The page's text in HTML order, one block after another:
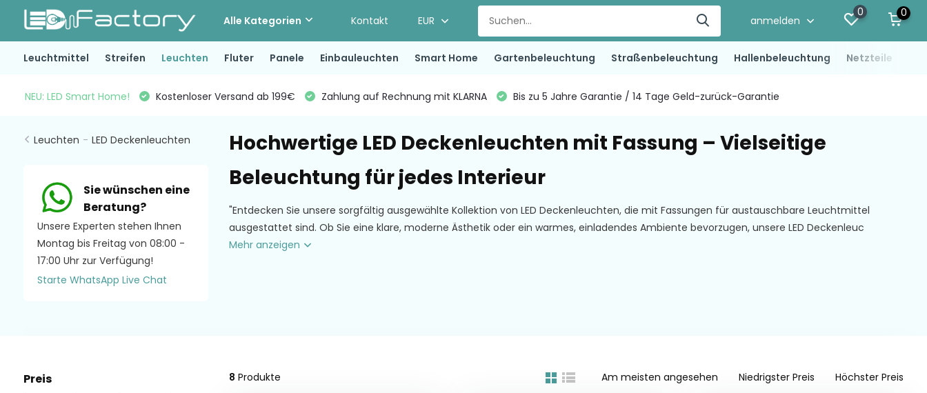
Alle Kategorien Kontakt EUR anmelden
0 0
Leuchtmittel Streifen Leuchten Fluter Panele Einbauleuchten Smart Home Gartenbeleuchtung Straßenbeleuchtung Hallenbeleuchtung Netzteile
NEU: LED Smart Home! Kostenloser Versand ab 199€ Zahlung auf Rechnung mit KLARNA Bis zu 5 Jahre Garantie / 14 Tage Geld-zurück-Garantie
Leuchten - LED Deckenleuchten
Sie wünschen eine
Beratung?
Unsere Experten stehen Ihnen
Montag bis Freitag von 08:00 -
17:00 Uhr zur Verfügung!
Starte WhatsApp Live Chat
Hochwertige LED Deckenleuchten mit Fassung – Vielseitige
Beleuchtung für jedes Interieur
"Entdecken Sie unsere sorgfältig ausgewählte Kollektion von LED Deckenleuchten, die mit Fassungen für austauschbare Leuchtmittel
ausgestattet sind. Ob Sie eine klare, moderne Ästhetik oder ein warmes, einladendes Ambiente bevorzugen, unsere LED Deckenleuc
Mehr anzeigen
Preis 8 Produkte Am meisten angesehen Niedrigster Preis Höchster Preis